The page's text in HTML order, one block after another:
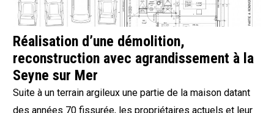
Réalisation d’une démolition,
reconstruction avec agrandissement à la
Seyne sur Mer
Suite à un terrain argileux une partie de la maison datant
des années 70 fissurée, les propriétaires actuels et leur